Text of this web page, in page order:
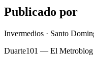
Publicado por
Invermedios · Santo
Duarte101 — El Metroblog